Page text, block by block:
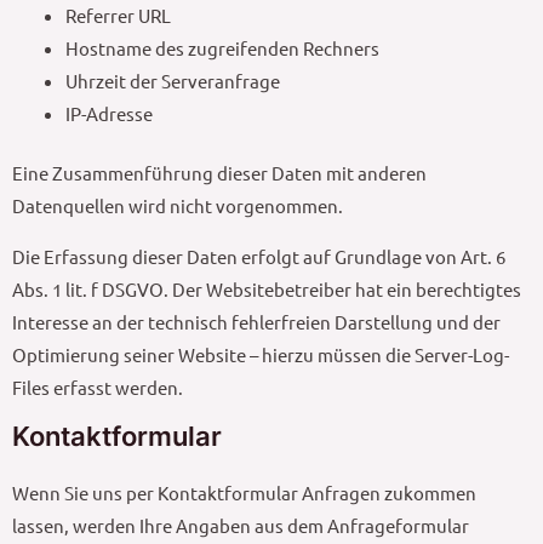
Referrer URL
Hostname des zugreifenden Rechners
Uhrzeit der Serveranfrage
IP-Adresse
Eine Zusammenführung dieser Daten mit anderen
Datenquellen wird nicht vorgenommen.
Die Erfassung dieser Daten erfolgt auf Grundlage von Art. 6
Abs. 1 lit. f DSGVO. Der Websitebetreiber hat ein berechtigtes
Interesse an der technisch fehlerfreien Darstellung und der
Optimierung seiner Website – hierzu müssen die Server-Log-
Files erfasst werden.
Kontaktformular
Wenn Sie uns per Kontaktformular Anfragen zukommen
lassen, werden Ihre Angaben aus dem Anfrageformular